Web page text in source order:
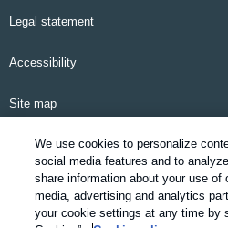
Legal statement
Accessibility
Site map
Email alerts
Modern Slavery Statement
We use cookies to personalize
social media features and to
share information about your use of
media, advertising and analytics
your cookie settings at any time by